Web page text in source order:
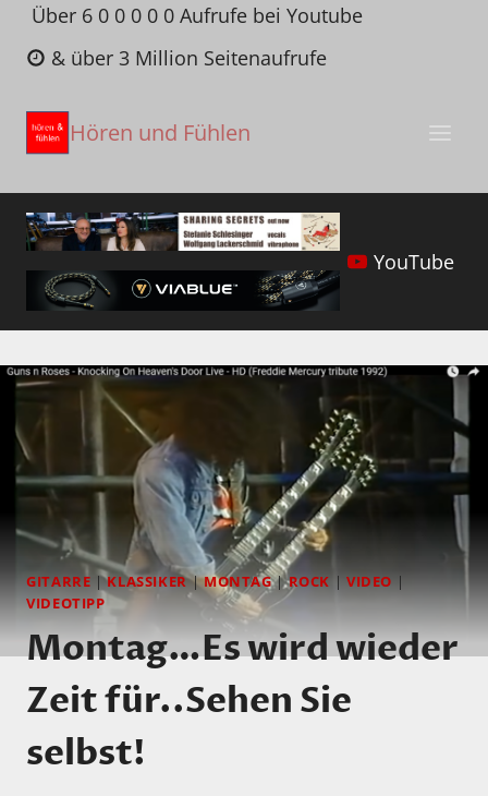
Zum
Inhalt
springen
Über 6 0 0 0 0 0 Aufrufe bei Youtube
& über 3 Million Seitenaufrufe
Hören und Fühlen
YouTube
GITARRE |KLASSIKER|MONTAG|ROCK | VIDEO |
VIDEOTIPP
Montag…Es wird wieder
Zeit für..Sehen Sie
selbst!